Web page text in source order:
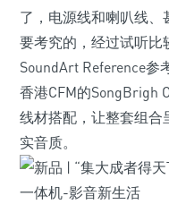
了，电源线和喇叭线
要考究的，经过试听比
SoundArt Reference参
香港CFM的SongBrigh
线材搭配，让整套组合
实音质。